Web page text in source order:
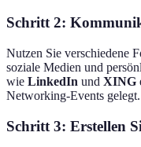
Schritt 2:
Nutzen Sie verschiedene
soziale Medien und
wie LinkedIn und XING
Networking-Events gelegt.
Schritt 3: Erstellen